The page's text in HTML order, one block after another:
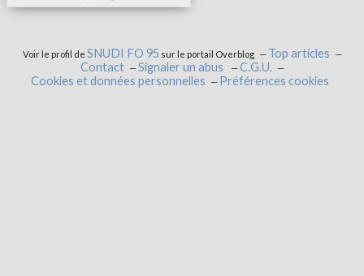
Voir le profil de SNUDI FO 95 sur le portail Overblog
Top articles
Contact
Signaler un abus
C.G.U.
Cookies et données personnelles
Préférences cookies